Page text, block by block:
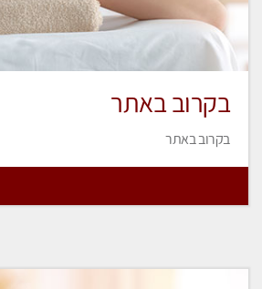
בקרוב באתר
בקרוב באתר